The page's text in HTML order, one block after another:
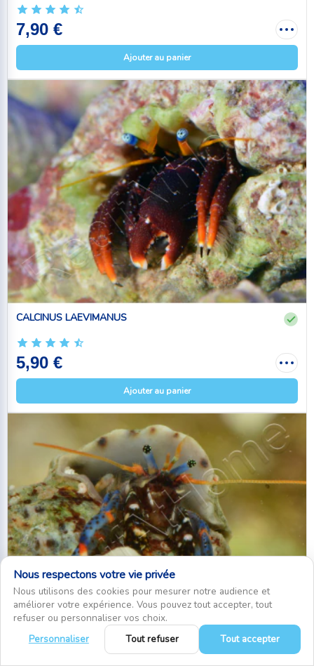
7,90 €
Ajouter au panier
CALCINUS LAEVIMANUS
5,90 €
Ajouter au panier
CLIBANARIUS TRICOLOR BERNARD L'ERMITE...
Nous respectons votre vie privée
Nous utilisons des cookies pour mesurer notre audience et
améliorer votre expérience. Vous pouvez tout accepter, tout
refuser ou personnaliser vos choix.
Personnaliser
Tout refuser Tout accepter